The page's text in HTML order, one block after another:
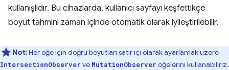
kullanışlıdır. Bu cihazlarda, kullanıcı sayfayı keşfettikçe
boyut tahmini zaman içinde otomatik olarak iyileştirilebilir.
Not:Her öğe için doğru boyutları satır içi olarak ayarlamak üzere
IntersectionObserver ve MutationObserver öğelerini kullanabiliriz.